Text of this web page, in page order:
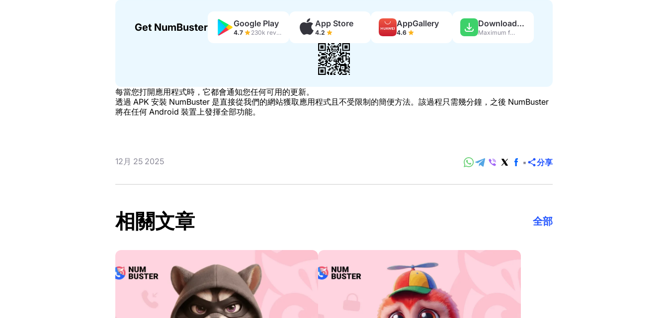
Get NumBuster Google Play
4.7 230k reviews
App Store
4.2
AppGallery
4.6
Download APK
Maximum features
每當您打開應用程式時，它都會通知您任何可用的更新。
透過 APK 安裝 NumBuster 是直接從我們的網站獲取應用程式且不受限制的簡便方法。該過程只需幾分鐘，之後 NumBuster
將在任何 Android 裝置上發揮全部功能。
12月 25 2025 分享
相關文章 全部